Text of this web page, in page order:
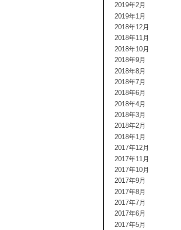
2019年2月
2019年1月
2018年12月
2018年11月
2018年10月
2018年9月
2018年8月
2018年7月
2018年6月
2018年4月
2018年3月
2018年2月
2018年1月
2017年12月
2017年11月
2017年10月
2017年9月
2017年8月
2017年7月
2017年6月
2017年5月